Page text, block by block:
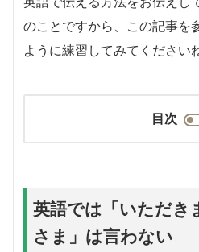
のことですから、この記事を
ように練習してみてください
目次
英語では「いただき
さま」は言わない